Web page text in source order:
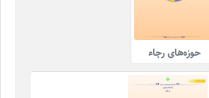
حوزه‌های رجاء